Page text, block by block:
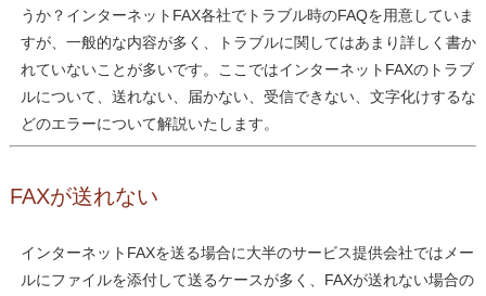
うか？インターネットFAX各社でトラブル時のFAQを用意していま
すが、一般的な内容が多く、トラブルに関してはあまり詳しく書か
れていないことが多いです。ここではインターネットFAXのトラブ
ルについて、送れない、届かない、受信できない、文字化けするな
どのエラーについて解説いたします。
FAXが送れない
インターネットFAXを送る場合に大半のサービス提供会社ではメー
ルにファイルを添付して送るケースが多く、FAXが送れない場合の